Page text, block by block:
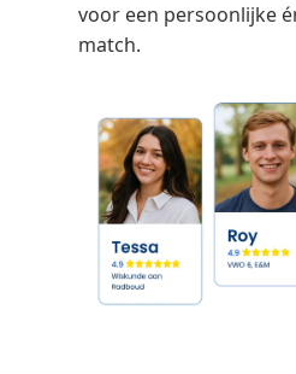
voor een persoonlijke
match.